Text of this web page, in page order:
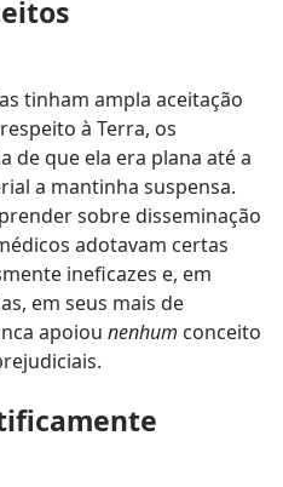
tinham ampla aceitação
à Terra, os
de que ela era plana até a
a mantinha suspensa.
sobre disseminação
adotavam certas
ineficazes e, em
em seus mais de
apoiou nenhum conceito